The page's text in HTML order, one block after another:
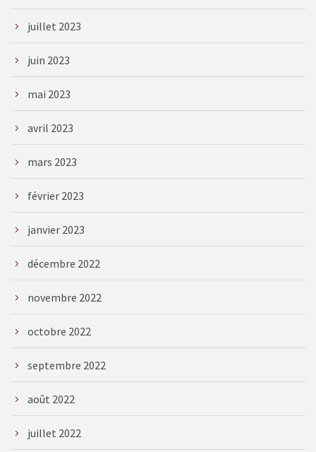
juillet 2023
juin 2023
mai 2023
avril 2023
mars 2023
février 2023
janvier 2023
décembre 2022
novembre 2022
octobre 2022
septembre 2022
août 2022
juillet 2022